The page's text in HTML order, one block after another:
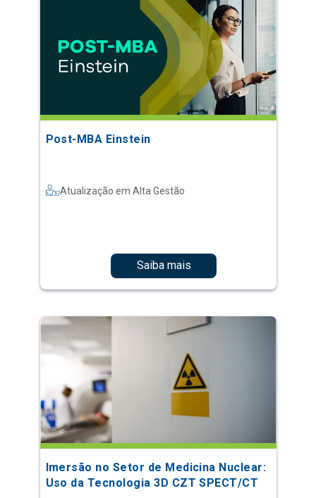
Post-MBA Einstein
Atualização em Alta Gestão
Saiba mais
Imersão no Setor de Medicina Nuclear:
Uso da Tecnologia 3D CZT SPECT/CT